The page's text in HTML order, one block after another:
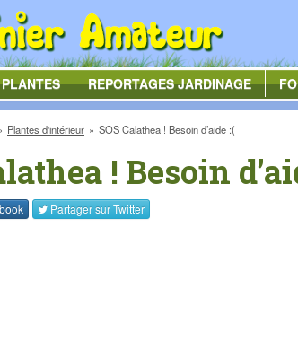
REPORTAGESJARDINAGE
Plantes d'intérieur SOS Calathea ! Besoin d’aide :(
! Besoin
Partager surTwitter